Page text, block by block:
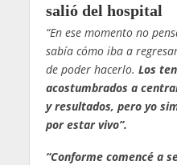
salió del hospital
“En ese momento no
sabía cómo iba a
de poder hacerlo. Los
acostumbrados a
y resultados, pero yo
por estar vivo”.
“Conforme comencé a